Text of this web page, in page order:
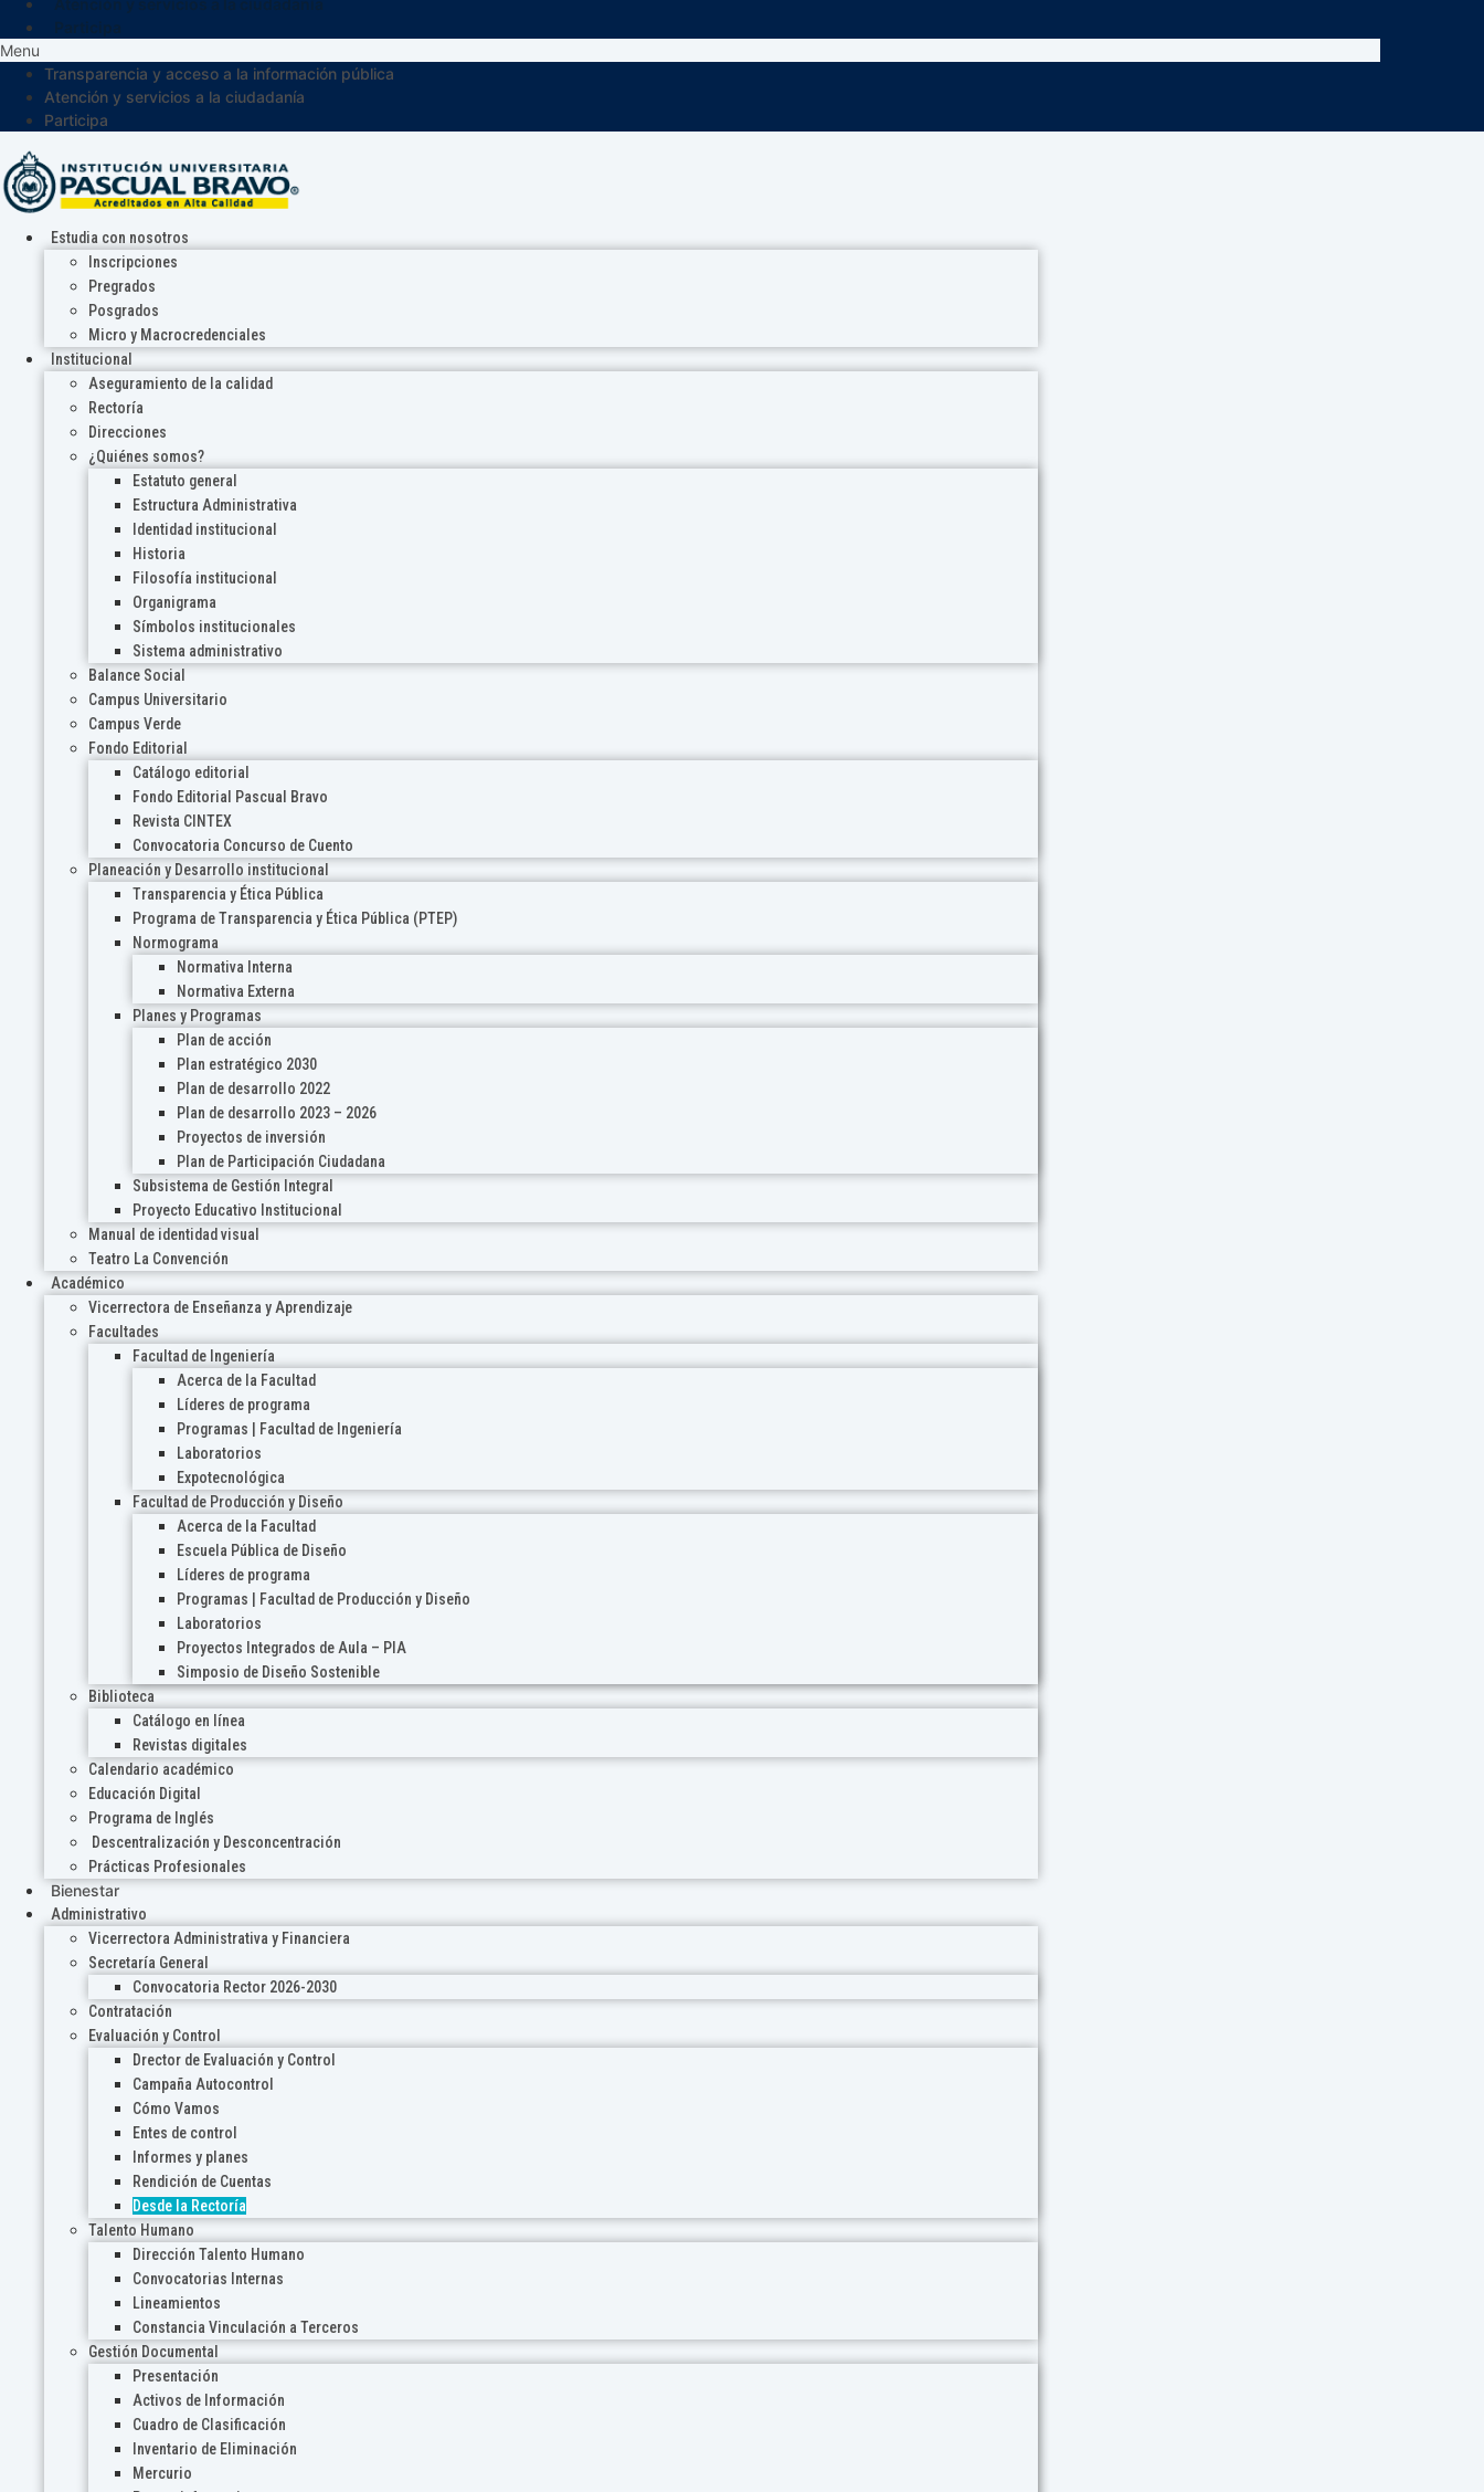
Menu
Transparencia y acceso a la información pública
Atención y servicios a la ciudadanía
Participa
Estudia con nosotros
Inscripciones
Pregrados
Posgrados
Micro y Macrocredenciales
Institucional
Aseguramiento de la calidad
Rectoría
Direcciones
¿Quiénes somos?
Estatuto general
Estructura Administrativa
Identidad institucional
Historia
Filosofía institucional
Organigrama
Símbolos institucionales
Sistema administrativo
Balance Social
Campus Universitario
Campus Verde
Fondo Editorial
Catálogo editorial
Fondo Editorial Pascual Bravo
Revista CINTEX
Convocatoria Concurso de Cuento
Planeación y Desarrollo institucional
Transparencia y Ética Pública
Programa de Transparencia y Ética Pública (PTEP)
Normograma
Normativa Interna
Normativa Externa
Planes y Programas
Plan de acción
Plan estratégico 2030
Plan de desarrollo 2022
Plan de desarrollo 2023 – 2026
Proyectos de inversión
Plan de Participación Ciudadana
Subsistema de Gestión Integral
Proyecto Educativo Institucional
Manual de identidad visual
Teatro La Convención
Académico
Vicerrectora de Enseñanza y Aprendizaje
Facultades
Facultad de Ingeniería
Acerca de la Facultad
Líderes de programa
Programas | Facultad de Ingeniería
Laboratorios
Expotecnológica
Facultad de Producción y Diseño
Acerca de la Facultad
Escuela Pública de Diseño
Líderes de programa
Programas | Facultad de Producción y Diseño
Laboratorios
Proyectos Integrados de Aula – PIA
Simposio de Diseño Sostenible
Biblioteca
Catálogo en línea
Revistas digitales
Calendario académico
Educación Digital
Programa de Inglés
Descentralización y Desconcentración
Prácticas Profesionales
Bienestar
Administrativo
Vicerrectora Administrativa y Financiera
Secretaría General
Convocatoria Rector 2026-2030
Contratación
Evaluación y Control
Drector de Evaluación y Control
Campaña Autocontrol
Cómo Vamos
Entes de control
Informes y planes
Rendición de Cuentas
Desde la Rectoría
Talento Humano
Dirección Talento Humano
Convocatorias Internas
Lineamientos
Constancia Vinculación a Terceros
Gestión Documental
Presentación
Activos de Información
Cuadro de Clasificación
Inventario de Eliminación
Mercurio